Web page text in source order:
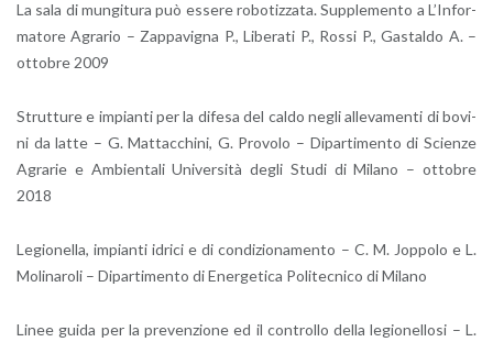
La sala di mun­gi­tu­ra può es­se­re ro­bo­tiz­za­ta. Sup­ple­men­to a L’In­for­
ma­to­re Agra­rio – Zap­pa­vi­gna P., Li­be­ra­ti P., Rossi P., Ga­stal­do A. –
ot­to­bre 2009
Strut­tu­re e im­pian­ti per la di­fe­sa del caldo negli al­le­va­men­ti di bo­vi­
ni da latte – G. Mat­tac­chi­ni, G. Pro­vo­lo – Di­par­ti­men­to di Scien­ze
Agra­rie e Am­bien­ta­li Uni­ver­si­tà degli Studi di Mi­la­no – ot­to­bre
2018
Le­gio­nel­la, im­pian­ti idri­ci e di con­di­zio­na­men­to – C. M. Jop­po­lo e L.
Mo­li­na­ro­li – Di­par­ti­men­to di Ener­ge­ti­ca Po­li­tec­ni­co di Mi­la­no
Linee guida per la pre­ven­zio­ne ed il con­trol­lo della le­gio­nel­lo­si – L.